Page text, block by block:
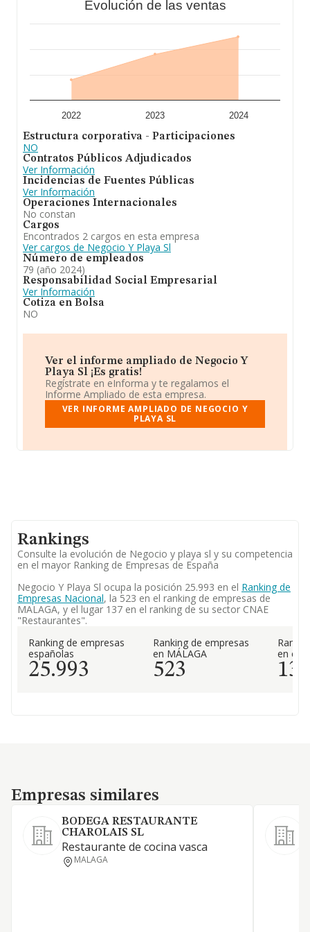
restaurante, cafeteria, cafe bar, kiosko y pub, con y sin
En cuanto al ranking nacional, la empresa ha ganado
Evolución de las ventas
2022 2023 2024
Estructura corporativa - Participaciones
NO
Contratos Públicos Adjudicados
Ver Información
Incidencias de Fuentes Públicas
Ver Información
Operaciones Internacionales
No constan
Cargos
Encontrados 2 cargos en esta empresa
Ver cargos de Negocio Y Playa Sl
Número de empleados
79 (año 2024)
Responsabilidad Social Empresarial
Ver Información
Cotiza en Bolsa
NO
Ver el informe ampliado de Negocio Y
Playa Sl ¡Es gratis!
Regístrate en eInforma y te regalamos el
Informe Ampliado de esta empresa.
VER INFORME AMPLIADO DE NEGOCIO Y
PLAYA SL
Rankings
Consulte la evolución de Negocio y playa sl y su competencia
en el mayor Ranking de Empresas de España
Negocio Y Playa Sl ocupa la posición 25.993 en el Ranking de
Empresas Nacional, la 523 en el ranking de empresas de
MALAGA, y el lugar 137 en el ranking de su sector CNAE
"Restaurantes".
Ranking de empresas
españolas
25.993
Ranking de empresas
en MÁLAGA
523
en el
137
Empresas similares
Empresas similares
BODEGA RESTAURANTE
CHAROLAIS SL
Restaurante de cocina vasca
MALAGA